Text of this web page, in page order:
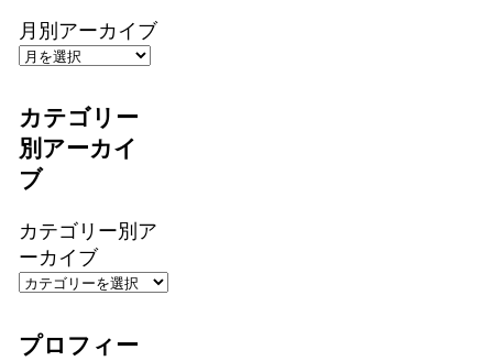
月別アーカイブ
カテゴリー
別アーカイ
ブ
カテゴリー別ア
ーカイブ
プロフィー